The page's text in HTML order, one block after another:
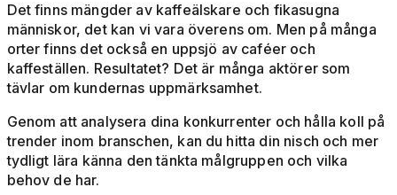
Det finns mängder av kaffeälskare och fikasugna
människor, det kan vi vara överens om. Men på många
orter finns det också en uppsjö av caféer och
kaffeställen. Resultatet? Det är många aktörer som
tävlar om kundernas uppmärksamhet.
Genom att analysera dina konkurrenter och hålla koll på
trender inom branschen, kan du hitta din nisch och mer
tydligt lära känna den tänkta målgruppen och vilka
behov de har.